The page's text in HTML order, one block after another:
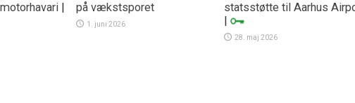
|
på vækstsporet
1. juni 2026
statsstøtte til Aarhus
|
28. maj 2026